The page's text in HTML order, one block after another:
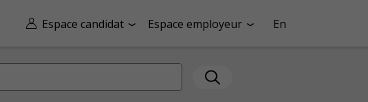
Espace candidat Espace employeur En